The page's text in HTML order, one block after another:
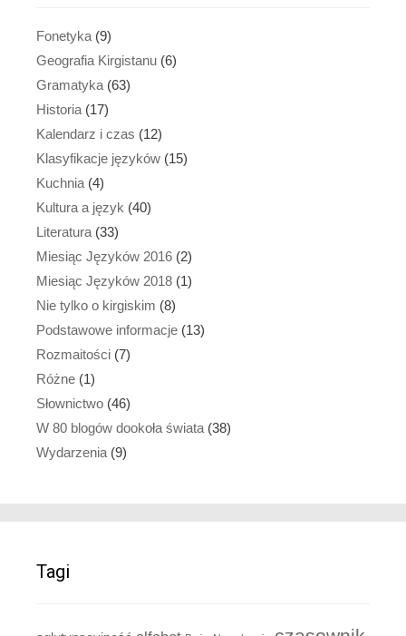
Fonetyka(9)
Geografia Kirgistanu (6)
Gramatyka(63)
Historia(17)
Kalendarz i czas (12)
Klasyfikacje języków (15)
Kuchnia(4)
Kultura a język (40)
Literatura(33)
Miesiąc Języków 2016 (2)
Miesiąc Języków 2018 (1)
Nie tylko o kirgiskim (8)
Podstawowe informacje (13)
Rozmaitości (7)
Różne (1)
Słownictwo (46)
W 80 blogów dookoła świata(38)
Wydarzenia(9)
Tagi